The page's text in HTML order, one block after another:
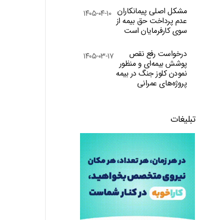
مشکل اصلی پیمانکاران
عدم پرداخت حق بیمه از
سوی کارفرمایان است
۱۴۰۵-۰۴-۱۰
درخواست رفع نقص
پوشش بیمه‌ای و منظور
نمودن کلوز جنگ در بیمه
پروژه‌های عمرانی
۱۴۰۵-۰۳-۱۷
تبلیغات